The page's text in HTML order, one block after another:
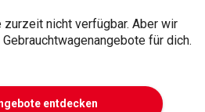
nicht verfügbar. Aber wir
für dich.
entdecken